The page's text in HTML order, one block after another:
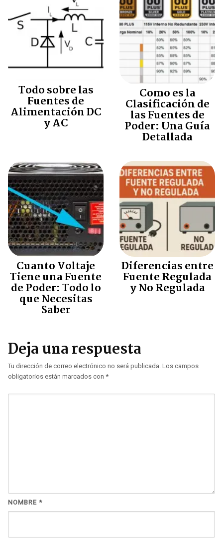
Todo sobre las
Fuentes de
Alimentación DC
y AC
Como es la
Clasificación de
las Fuentes de
Poder: Una Guía
Detallada
Cuanto Voltaje
Tiene una Fuente
de Poder: Todo lo
que Necesitas
Saber
Diferencias entre
Fuente Regulada
y No Regulada
Deja una respuesta
Tu dirección de correo electrónico no será publicada. Los campos
obligatorios están marcados con *
NOMBRE *